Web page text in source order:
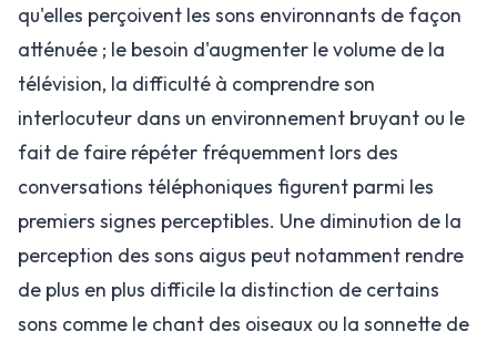
qu'elles perçoivent les sons environnants de façon
atténuée ; le besoin d'augmenter le volume de la
télévision, la difficulté à comprendre son
interlocuteur dans un environnement bruyant ou le
fait de faire répéter fréquemment lors des
conversations téléphoniques figurent parmi les
premiers signes perceptibles. Une diminution de la
perception des sons aigus peut notamment rendre
de plus en plus difficile la distinction de certains
sons comme le chant des oiseaux ou la sonnette de